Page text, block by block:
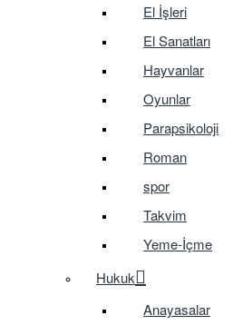
El İşleri
El Sanatları
Hayvanlar
Oyunlar
Parapsikoloji
Roman
spor
Takvim
Yeme-İçme
Hukuk
Anayasalar